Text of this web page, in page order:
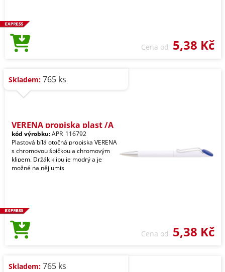
Cena od 5,38 Kč
Skladem: 765 ks
VERENA propiska plast /A
kód výrobku:APR_116792
Plastová bílá otočná propiska VERENA
s chromovou špičkou a chromovým
klipem. Držák klipu je modrý a je
možné na něj umís
Cena od 5,38 Kč
Skladem: 765 ks